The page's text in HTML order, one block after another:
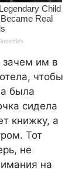
зачем им в
чтобы
была
сидела
книжку, а
Тот
не
на